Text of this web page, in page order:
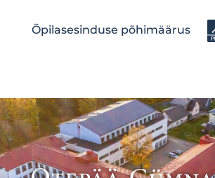
Õpilasesinduse põhimäärus